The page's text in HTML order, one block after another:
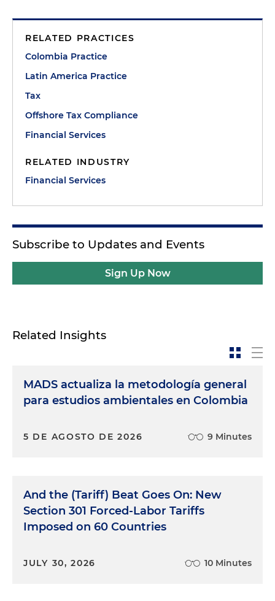
RELATED PRACTICES
Colombia Practice
Latin America Practice
Tax
Offshore Tax Compliance
Financial Services
RELATED INDUSTRY
Financial Services
Subscribe to Updates and Events
Sign Up Now
Related Insights
MADS actualiza la metodología general
para estudios ambientales en Colombia
5 DE AGOSTO DE 2026 9 Minutes
And the (Tariff) Beat Goes On: New
Section 301 Forced-Labor Tariffs
Imposed on 60 Countries
JULY 30, 2026 10 Minutes